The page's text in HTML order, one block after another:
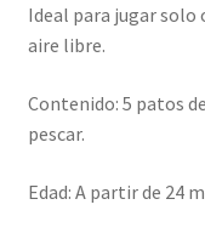
Ideal para jugar
aire libre.
Contenido: 5 patos
pescar.
Edad: A partir de 24